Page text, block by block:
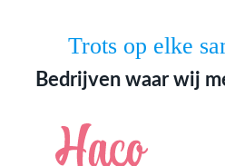
Trots op elke
Bedrijven waar wij